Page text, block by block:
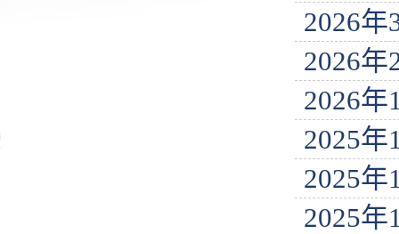
2026
2026
2026
2025
2025
2025